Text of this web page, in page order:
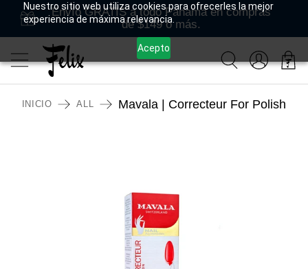
Nuestro sitio web utiliza cookies para ofrecerles la mejor
experiencia de máxima relevancia.
Acepto
Envío GRATIS a todo Panamá en compras
de $149 o más.
INICIO ALL Mavala | Correcteur For Polish